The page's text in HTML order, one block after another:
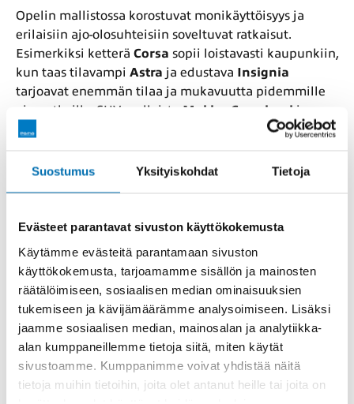
Suostumus Yksityiskohdat Tietoja
Evästeet parantavat sivuston käyttökokemusta
Käytämme evästeitä parantamaan sivuston
käyttökokemusta, tarjoamamme sisällön ja mainosten
räätälöimiseen, sosiaalisen median ominaisuuksien
tukemiseen ja kävijämäärämme analysoimiseen. Lisäksi
jaamme sosiaalisen median, mainosalan ja analytiikka-
alan kumppaneillemme tietoja siitä, miten käytät
sivustoamme. Kumppanimme voivat yhdistää näitä
tietoja muihin tietoihin, joita olet antanut heille tai joita on
Opelin mallistossa korostuvat monikäyttöisyys ja
erilaisiin ajo-olosuhteisiin soveltuvat ratkaisut.
Esimerkiksi ketterä Corsa sopii loistavasti kaupunkiin,
kun taas tilavampi Astra ja edustava Insignia
tarjoavat enemmän tilaa ja mukavuutta pidemmille
ajomatkoille. SUV-malleista Mokka Crossland ja
Grandland
ovat vakiinnuttaneet paikkansa
korkea ajoasento ja modernit varustelut kohtaavat.
tulevaisuuden kulkijalle.
Turvallisuus kuuluu vakiona
Opelilla
Opel painottaa turvallisuutta kaikissa malleissaan.
Varusteluun voi kuulua esimerkiksi automaattinen
hätäjarrutus, kaistavahti, liikennemerkkien tunnistus
ja vakionopeudensäädin. Merkin ajoneuvot